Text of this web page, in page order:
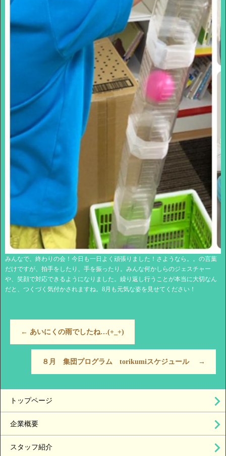
みんなで、終わりの会！今日も一日よく頑張りました！さようなら。。の言葉
だけですが、拍手をしたり、手を振ったり。みんな何かしらのジェスチャー
や、笑顔で対応できるようになりました。繰り返し行うことが本当に大切なん
だと、つくづく気付かされますね。8月も元気な姿を見せてください！
← あいにくの雨でしたね…(+_+)
８月 集団プログラム torikumiスケジュール →
トップページ
企業概要
スタッフ紹介